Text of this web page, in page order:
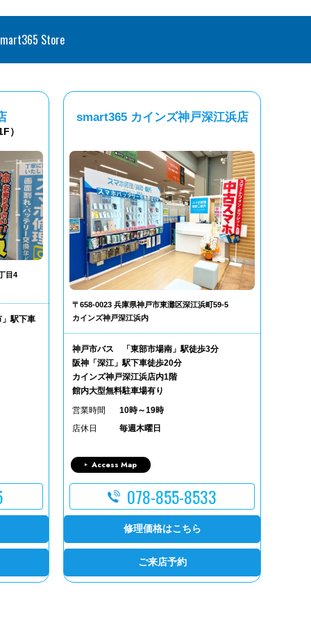
Store
）
目4
」駅下車
smart365 カインズ神戸深江浜店
〒658-0023 兵庫県神戸市東灘区深江浜町59-5
カインズ神戸深江浜内
神戸市バス 「東部市場南」駅徒歩3分
阪神「深江」駅下車徒歩20分
カインズ神戸深江浜店内1階
館内大型無料駐車場有り
営業時間
10時～19時
店休日
毎週木曜日
Access Map
078-855-8533
修理価格はこちら
ご来店予約